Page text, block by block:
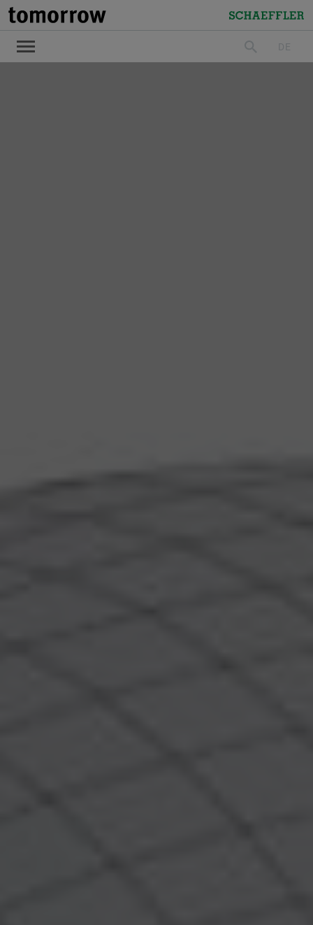
tomorrow
Schaeffler
suchenDE